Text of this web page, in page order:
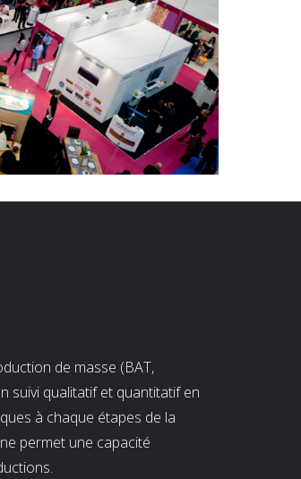
de masse (BAT,
suivi qualitatif et quantitatif en
à chaque étapes de la
permet une capacité